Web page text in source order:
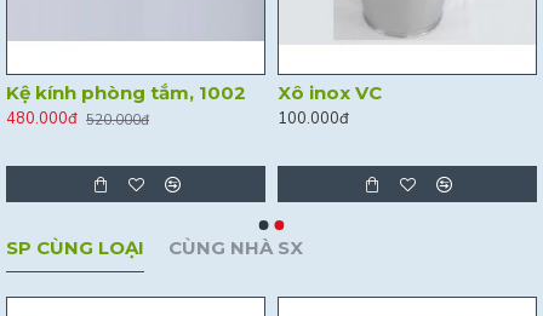
Kệ kính phòng tắm, 1002
480.000đ 520.000đ
Xô inox VC
100.000đ
SP CÙNG LOẠI CÙNG NHÀ SX